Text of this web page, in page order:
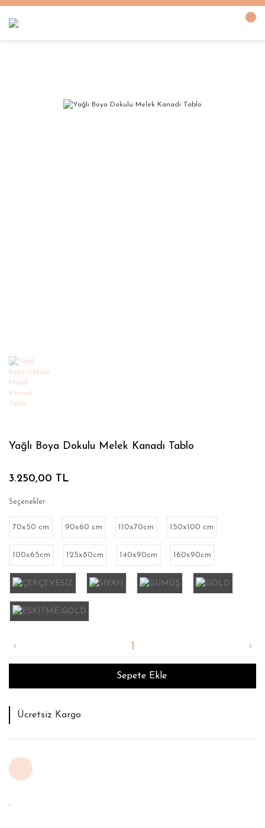
Yağlı Boya Dokulu Melek Kanadı Tablo
3.250,00 TL
Seçenekler
70x50 cm 90x60 cm 110x70cm 150x100 cm
100x65cm 125x80cm 140x90cm 160x90cm
Sepete Ekle
Tahmini Teslim Süresi : 12 İş Günü
Ücretsiz Kargo